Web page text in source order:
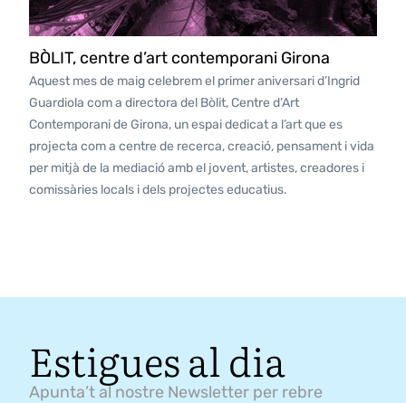
BÒLIT, centre d’art contemporani Girona
Aquest mes de maig celebrem el primer aniversari d’Ingrid
Guardiola com a directora del Bòlit, Centre d’Art
Contemporani de Girona, un espai dedicat a l’art que es
projecta com a centre de recerca, creació, pensament i vida
per mitjà de la mediació amb el jovent, artistes, creadores i
comissàries locals i dels projectes educatius.
Estigues al dia
Apunta’t al nostre Newsletter per rebre